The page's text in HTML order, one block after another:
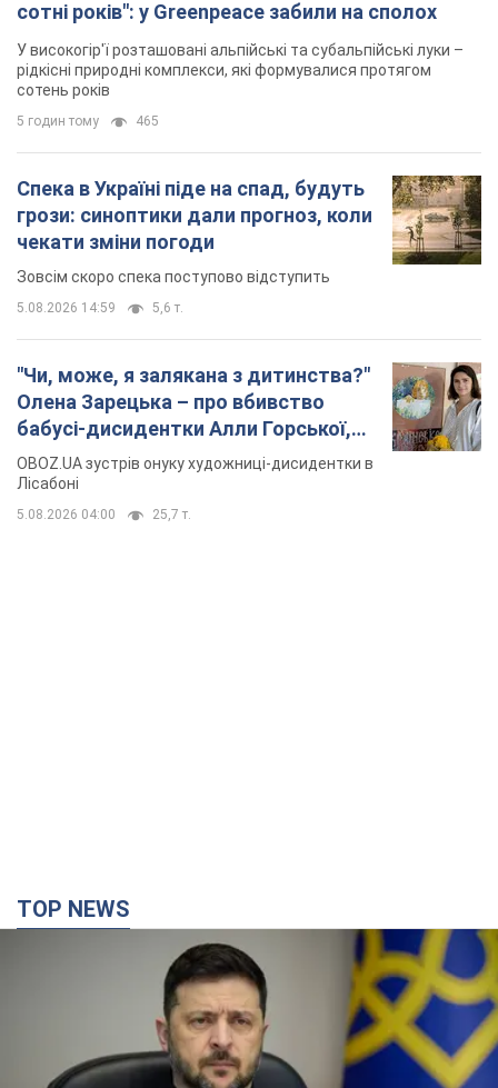
сотні років": у Greenpeace забили на сполох
У високогір'ї розташовані альпійські та субальпійські луки –
рідкісні природні комплекси, які формувалися протягом
сотень років
5 годин тому 465
Спека в Україні піде на спад, будуть
грози: синоптики дали прогноз, коли
чекати зміни погоди
Зовсім скоро спека поступово відступить
5.08.2026 14:59 5,6 т.
"Чи, може, я залякана з дитинства?"
Олена Зарецька – про вбивство
бабусі-дисидентки Алли Горської,
критику Дмитра Стуса та втечу в
Португалію з 5 дітьми
OBOZ.UA зустрів онуку художниці-дисидентки в
Лісабоні
5.08.2026 04:00 25,7 т.
TOP NEWS